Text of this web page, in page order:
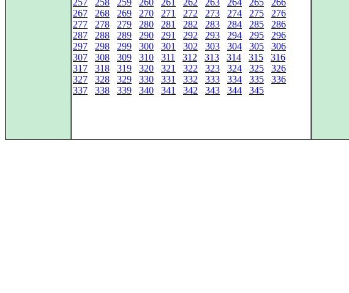
257
258 259 260 261 262 263 264 265
266
267
268 269 270 271 272 273 274 275
276
277
278 279 280 281 282 283 284 285
286
287
288 289 290 291 292 293 294 295
296
297
298 299 300 301 302 303 304 305
306
307
308 309 310 311 312 313 314 315
316
317
318 319 320 321 322 323 324 325
326
327
328 329 330 331 332 333 334 335
336
337
338 339 340 341 342 343 344 345